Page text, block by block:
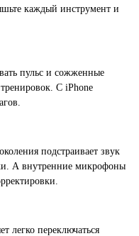
каждый инструмент и
пульс и сожженные
С iPhone
подстраивает звук
А внутренние микрофоны
легко переключаться